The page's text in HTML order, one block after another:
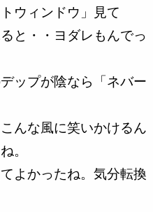
ウィンドウ」見て
と・・ヨダレもんでっ
ップが陰なら「ネバー
んな風に笑いかけるん
。
よかったね。気分転換